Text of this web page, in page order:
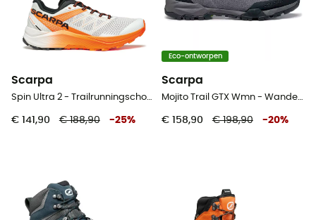
Scarpa
Spin Ultra 2 - Trailrunningschoenen - Heren
€ 141,90 € 188,90 -25%
Eco-ontworpen
Scarpa
Mojito Trail GTX Wmn - Wandelschoenen - Dames
€ 158,90 € 198,90 -20%